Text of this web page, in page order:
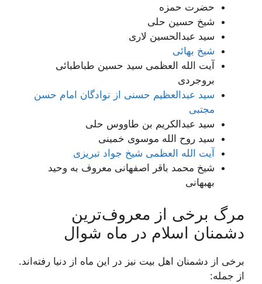
حضرت حمزه
شیخ حسین حلى
سید عبدالحسین لارى
شیخ بهائى
آیت الله العظمى سید حسین طباطبائى
بروجردى
سید عبدالعظیم حسنى از نوادگان امام حسن
مجتبی
سید عبدالکریم بن طاووس حلى
سید روح الله موسوى خمینى
آیت الله العظمى شیخ جواد تبریزى
شیخ محمد باقر اصفهانى معروف به وحید
بهبهانى
مرگ برخی از معروف‌ترین
دشمنان اسلام در ماه شوال
برخی از دشمنان اهل بیت نیز در این ماه از دنیا رفته‌اند.
از جمله: